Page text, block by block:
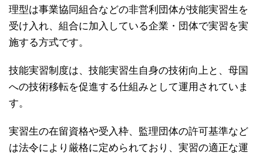
理型は事業協同組合などの非営利団体が技能実習生を
受け入れ、組合に加入している企業・団体で実習を実
施する方式です。
技能実習制度は、技能実習生自身の技術向上と、母国
への技術移転を促進する仕組みとして運用されていま
す。
実習生の在留資格や受入枠、監理団体の許可基準など
は法令により厳格に定められており、実習の適正な運